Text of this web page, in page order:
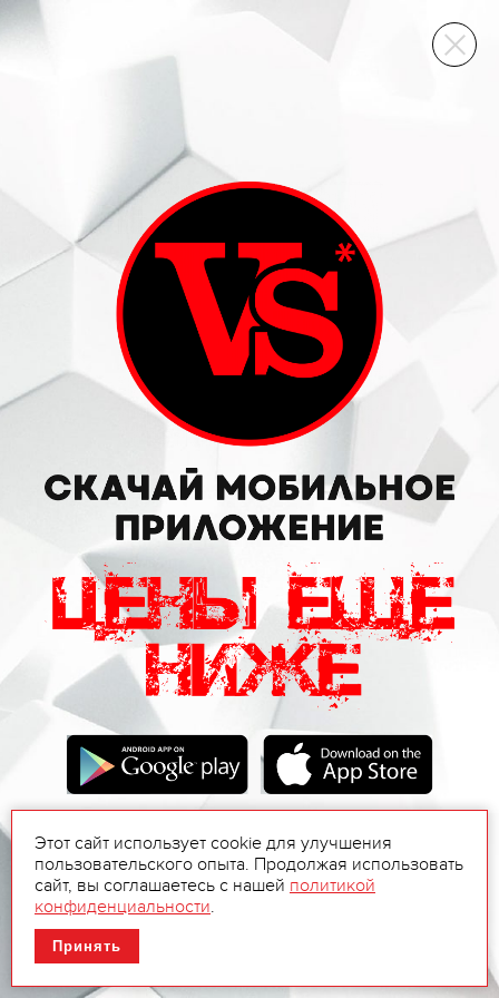
ВИННЫЙ СКЛАД
Этот сайт использует cookie для улучшения
пользовательского опыта. Продолжая использовать
сайт, вы соглашаетесь с нашей политикой
конфиденциальности.
Принять